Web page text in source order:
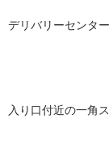
デリバリーセンタ
入り口付近の一角ス